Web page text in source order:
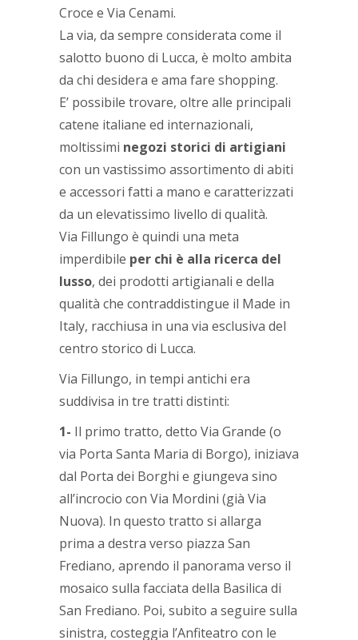
Croce e Via Cenami.
La via, da sempre considerata come il
salotto buono di Lucca, è molto ambita
da chi desidera e ama fare shopping.
E’ possibile trovare, oltre alle principali
catene italiane ed internazionali,
moltissimi negozi storici di artigiani
con un vastissimo assortimento di abiti
e accessori fatti a mano e caratterizzati
da un elevatissimo livello di qualità.
Via Fillungo è quindi una meta
imperdibile per chi è alla ricerca del
lusso, dei prodotti artigianali e della
qualità che contraddistingue il Made in
Italy, racchiusa in una via esclusiva del
centro storico di Lucca.
Via Fillungo, in tempi antichi era
suddivisa in tre tratti distinti:
1- Il primo tratto, detto Via Grande (o
via Porta Santa Maria di Borgo), iniziava
dal Porta dei Borghi e giungeva sino
all’incrocio con Via Mordini (già Via
Nuova). In questo tratto si allarga
prima a destra verso piazza San
Frediano, aprendo il panorama verso il
mosaico sulla facciata della Basilica di
San Frediano. Poi, subito a seguire sulla
sinistra, costeggia l’Anfiteatro con le